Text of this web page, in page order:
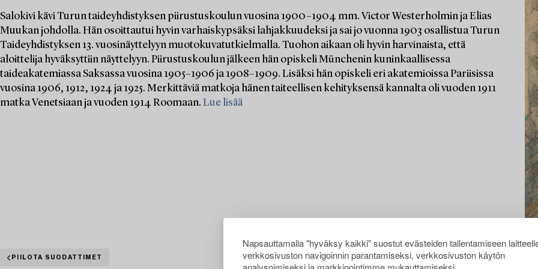
Napsauttamalla "hyväksy kaikki" suostut evästeiden tallentamiseen
verkkosivuston navigoinnin parantamiseksi, verkkosivuston käytön
Salokivi kävi Turun taideyhdistyksen piirustuskoulun vuosina 1900–1904 mm. Victor Westerholmin ja Elias
Muukan johdolla. Hän osoittautui hyvin varhaiskypsäksi lahjakkuudeksi ja sai jo vuonna 1903 osallistua Turun
Taideyhdistyksen 13. vuosinäyttelyyn muotokuvatutkielmalla. Tuohon aikaan oli hyvin harvinaista, että
aloittelija hyväksyttiin näyttelyyn. Piirustuskoulun jälkeen hän opiskeli Münchenin kuninkaallisessa
taideakatemiassa Saksassa vuosina 1905–1906 ja 1908–1909. Lisäksi hän opiskeli eri akatemioissa Pariisissa
vuosina 1906, 1912, 1924 ja 1925. Merkittäviä matkoja hänen taiteellisen kehityksensä kannalta oli vuoden 1911
matka Venetsiaan ja vuoden 1914 Roomaan. Lue lisää
PIILOTA SUODATTIMET